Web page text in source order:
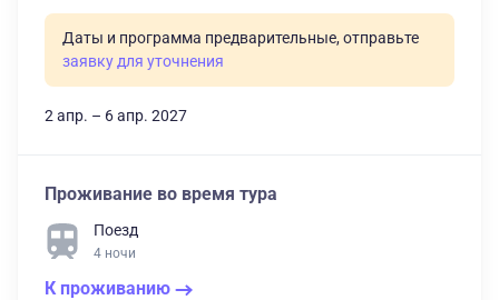
Даты и программа предварительные, отправьте
заявку для уточнения
2 апр. – 6 апр. 2027
Проживание во время тура
Поезд
4 ночи
К проживанию